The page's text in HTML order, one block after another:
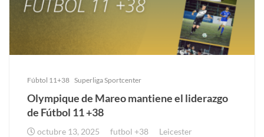
Fúbtol 11+38 Superliga Sportcenter
Olympique de Mareo mantiene el liderazgo
de Fútbol 11 +38
octubre 13, 2025 futbol +38
Leicester